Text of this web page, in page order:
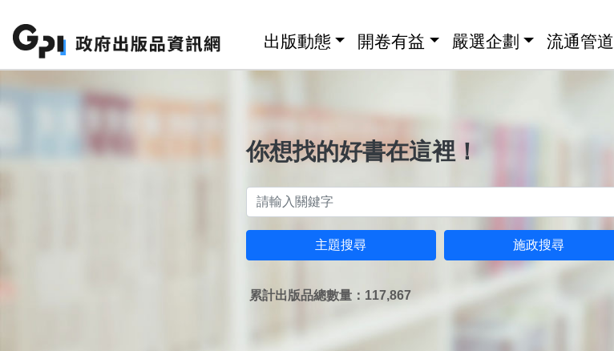
出版動態 開卷有益 嚴選企劃 流通管道
你想找的好書在這裡！
主題搜尋 施政搜尋
累計出版品總數量：117,867